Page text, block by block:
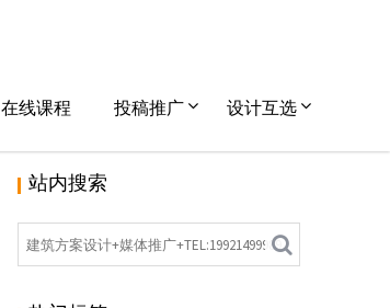
在线课程 投稿推广 设计互选
站内搜索